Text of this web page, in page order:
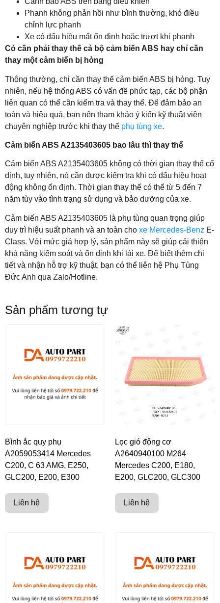
Phanh không phản hồi như bình thường, khó điều
chỉnh lực phanh
Xe có dấu hiệu mất ổn định hoặc trượt khi phanh
Có cần phải thay thế cả bộ cảm biến ABS hay chỉ cần
thay một cảm biến bị hỏng
Thông thường, chỉ cần thay thế cảm biến ABS bị hỏng. Tuy
nhiên, nếu hệ thống ABS có vấn đề phức tạp, các bộ phận
liên quan có thể cần kiểm tra và thay thế. Để đảm bảo an
toàn và hiệu quả, bạn nên tham khảo ý kiến kỹ thuật viên
chuyên nghiệp trước khi thay thế phụ tùng xe.
Cảm biến ABS A2135403605 bao lâu thì thay thế
Cảm biến ABS A2135403605 không có thời gian thay thế cố
định, tuy nhiên, nó cần được kiểm tra khi có dấu hiệu hoạt
động không ổn định. Thời gian thay thế có thể từ 5 đến 7
năm tùy vào tình trạng sử dụng và bảo dưỡng của xe.
Cảm biến ABS A2135403605 là phụ tùng quan trọng giúp
duy trì hiệu suất phanh và an toàn cho xe Mercedes-Benz E-
Class. Với mức giá hợp lý, sản phẩm này sẽ giúp cải thiện
khả năng kiểm soát và ổn định khi lái xe. Để biết thêm chi
tiết và nhận hỗ trợ kỹ thuật, bạn có thể liên hệ Phụ Tùng
Đức Anh qua Zalo/Hotline.
Sản phẩm tương tự
Bình ắc quy phụ
A2059053414 Mercedes
C200, C 63 AMG, E250,
GLC200, E200, E300
Liên hệ
Lọc gió động cơ
A2640940100 M264
Mercedes C200, E180,
E200, GLC200, GLC300
Liên hệ